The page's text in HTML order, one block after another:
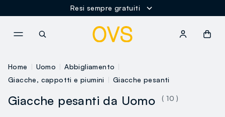
Resi sempre gratuiti
Home Uomo
Abbigliamento
Giacche, cappotti e piumini
Giacche pesanti
Giacche pesanti da Uomo ( 10 )